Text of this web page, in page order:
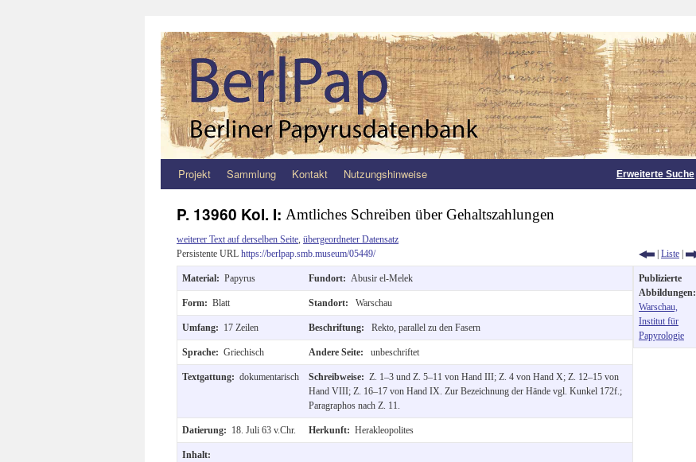
Zum
springen
Projekt Sammlung Kontakt Nutzungshinweise Erweiterte Suche
P. 13960 Kol. I: Amtliches Schreiben über Gehaltszahlungen
weiterer Text auf derselben Seite übergeordneter Datensatz
Persistente URL https://berlpap.smb.museum/05449/ | Liste |
Material: Papyrus Fundort: Abusir el-Melek
Form: Blatt Standort: Warschau
Umfang: 17 Zeilen Beschriftung: Rekto, parallel zu den Fasern
Sprache: Griechisch Andere Seite: unbeschriftet
Textgattung: dokumentarisch Schreibweise: Z. 1–3 und Z. 5–11 von Hand III; Z. 4 von Hand X; Z. 12–15 von
Hand VIII; Z. 16–17 von Hand IX. Zur Bezeichnung der Hände vgl. Kunkel 172f.;
Paragraphos nach Z. 11.
Datierung: 18. Juli 63 v.Chr. Herkunft: Herakleopolites
Inhalt:
Publizierte
Abbildungen:
Warschau,
Institut für
Papyrologie